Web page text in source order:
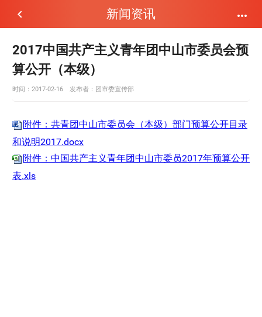
 新闻资讯 
2017中国共产主义青年团中山市委员会预
算公开（本级）
时间：2017-02-16 发布者： 团市委宣传部
附件：共青团中山市委员会（本级）部门预算公开目录
和说明2017.docx
附件：中国共产主义青年团中山市委员2017年预算公开
表.xls